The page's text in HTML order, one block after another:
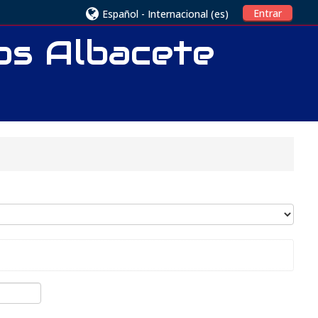
Entrar
Español - Internacional ‎(es)‎
Albacete